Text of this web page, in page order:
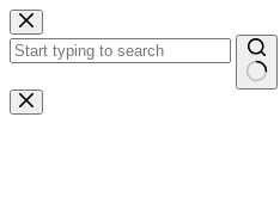
Zum
Inhalt
springen
Keine
Ergebnisse